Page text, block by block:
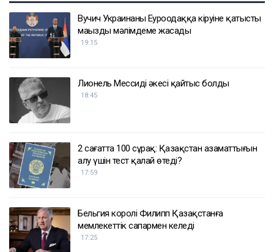
Вучич Украинаның Еуроодаққа кіруіне қатысты
маңызды мәлімдеме жасады
19:15
Лионель Мессидің әкесі қайтыс болды
18:45
2 сағатта 100 сұрақ: Қазақстан азаматтығын
алу үшін тест қалай өтеді?
17:59
Бельгия королі Филипп Қазақстанға
мемлекеттік сапармен келеді
17:25